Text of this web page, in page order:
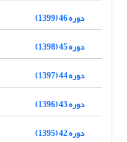
دوره 46 (1399)
دوره 45 (1398)
دوره 44 (1397)
دوره 43 (1396)
دوره 42 (1395)